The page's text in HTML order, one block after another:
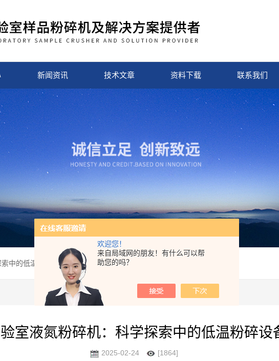
欢迎您！
来自局域网的朋友！有什么可以帮
助您的吗？
新闻资讯 技术文章 资料下载 联系我们
中的低温粉碎设备
室液氮粉碎机：科学探索中的低温粉碎设
2025-02-24 [1864]